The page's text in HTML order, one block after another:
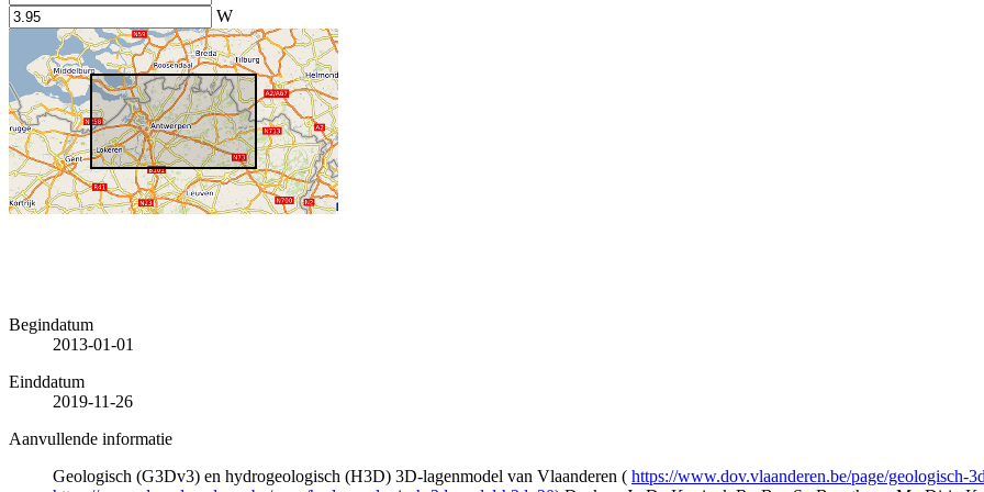
W
Begindatum
2013-01-01
Einddatum
2019-11-26
Aanvullende informatie
Geologisch (G3Dv3) en hydrogeologisch (H3D) 3D-lagenmodel van Vlaanderen ( https://www.dov.vlaanderen.be/page/geologisch-